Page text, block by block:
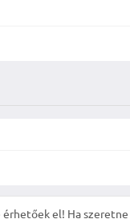
el! Ha